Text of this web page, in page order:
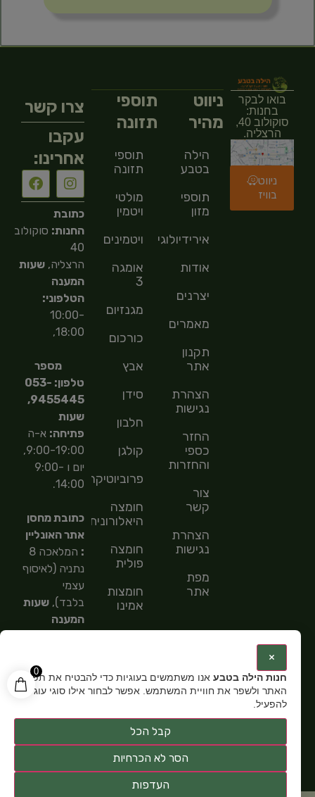
0
בואו לבקר
בחנות:
סוקולוב 40,
הרצליה.
ניווט
בוויז
ניווט
מהיר
הילה
בטבע
תוספי
מזון
אירידיולוגיה
אודות
יצרנים
מאמרים
תקנון
אתר
הצהרת
נגישות
החזר
כספי
והחזרות
צור
קשר
הצהרת
נגישות
מפת
אתר
תוספי
תזונה
תוספי
תזונה
מולטי
ויטמין
ויטמינים
אומגה
3
מגנזיום
כורכום
אבץ
סידן
חלבון
קולגן
פרוביוטיקה
חומצה
היאלורונית
חומצה
פולית
חומצות
אמינו
חומצות
צרו קשר
עקבו
אחרינו:
כתובת
החנות: סוקולוב
40
הרצליה,שעות
המענה
הטלפוני:
10:00-
18:00,
מספר
טלפון: 053-
9455445,
שעות
פתיחה: א-ה
9:00-19:00,
יום ו 9:00-
14:00.
כתובת מחסן
אתר האונליין
:
המלאכה 8
נתניה (לאיסוף
עצמי
בלבד),שעות
המענה
מספר
טלפון: 054-
פתיחה:א-ה
×
חנות הילה בטבע אנו משתמשים בעוגיות כדי להבטיח את תפקוד
האתר ולשפר את חוויית המשתמש. אפשר לבחור אילו סוגי עוגיות
להפעיל.
קבל הכל
הסר לא הכרחיות
העדפות